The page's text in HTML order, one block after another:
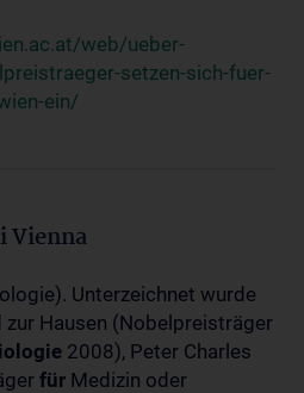
web/ueber-
setzen-sich-fuer-
ein/
Vienna
Unterzeichnet wurde
Hausen (Nobelpreisträger
2008), Peter Charles
für Medizin oder